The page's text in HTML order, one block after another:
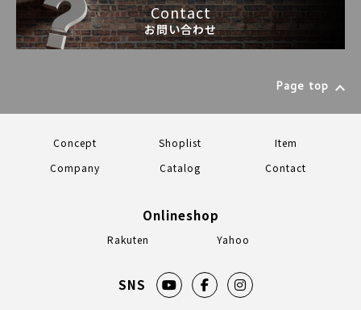
Contact
お問い合わせ
Page top
Concept Shoplist
Item
Company
Catalog Contact
Onlineshop
Rakuten Yahoo
SNS